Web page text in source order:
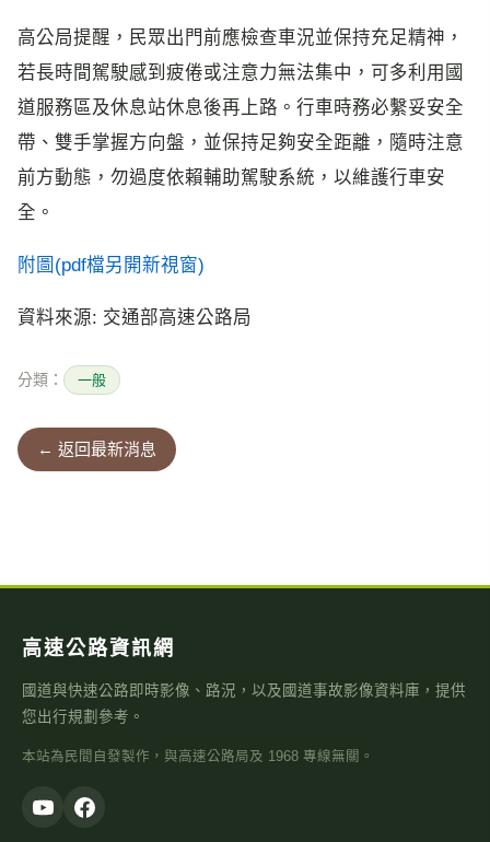
高公局提醒，民眾出門前應檢查車況並保持充足精神，
若長時間駕駛感到疲倦或注意力無法集中，可多利用國
道服務區及休息站休息後再上路。行車時務必繫妥安全
帶、雙手掌握方向盤，並保持足夠安全距離，隨時注意
前方動態，勿過度依賴輔助駕駛系統，以維護行車安
全。
附圖(pdf檔另開新視窗)
資料來源: 交通部高速公路局
分類： 一般
← 返回最新消息
高速公路資訊網
國道與快速公路即時影像、路況，以及國道事故影像資料庫，提供
您出行規劃參考。
本站為民間自發製作，與高速公路局及 1968 專線無關。